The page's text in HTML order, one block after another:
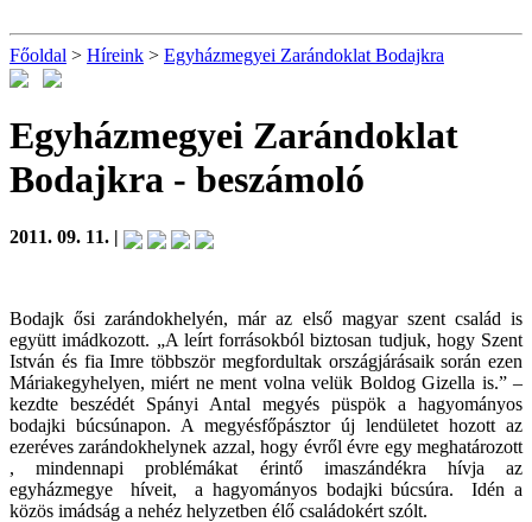
Főoldal > Híreink > Egyházmegyei Zarándoklat Bodajkra
Egyházmegyei Zarándoklat
Bodajkra - beszámoló
2011. 09. 11. |
Bodajk ősi zarándokhelyén, már az első magyar szent család is
együtt imádkozott. „A leírt forrásokból biztosan tudjuk, hogy Szent
István és fia Imre többször megfordultak országjárásaik során ezen
Máriakegyhelyen, miért ne ment volna velük Boldog Gizella is.” –
kezdte beszédét Spányi Antal megyés püspök a hagyományos
bodajki búcsúnapon. A megyésfőpásztor új lendületet hozott az
ezeréves zarándokhelynek azzal, hogy évről évre egy meghatározott
, mindennapi problémákat érintő imaszándékra hívja az
egyházmegye híveit, a hagyományos bodajki búcsúra. Idén a
közös imádság a nehéz helyzetben élő családokért szólt.